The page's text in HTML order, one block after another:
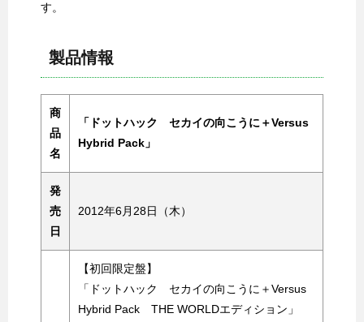
す。
製品情報
商
品
名
「ドットハック セカイの向こうに＋Versus
Hybrid Pack」
発
売
日
2012年6月28日（木）
【初回限定盤】
「ドットハック セカイの向こうに＋Versus
Hybrid Pack THE WORLDエディション」